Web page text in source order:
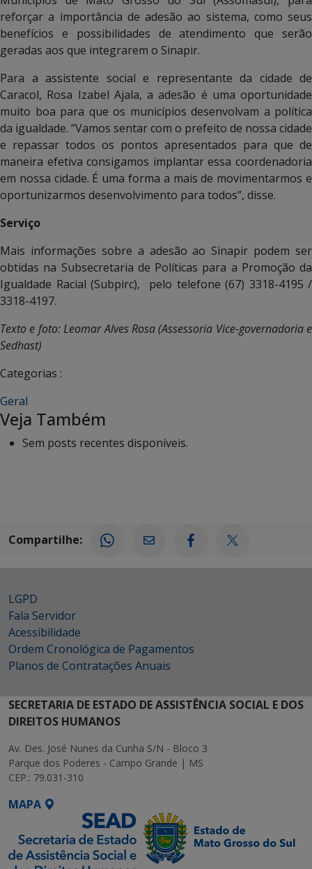
reforçar a importância de adesão ao sistema, como seus
benefícios e possibilidades de atendimento que serão
geradas aos que integrarem o Sinapir.
Para a assistente social e representante da cidade de
Caracol, Rosa Izabel Ajala, a adesão é uma oportunidade
muito boa para que os municípios desenvolvam a política
da igualdade. “Vamos sentar com o prefeito de nossa cidade
e repassar todos os pontos apresentados para que de
maneira efetiva consigamos implantar essa coordenadoria
em nossa cidade. É uma forma a mais de movimentarmos e
oportunizarmos desenvolvimento para todos”, disse.
Serviço
Mais informações sobre a adesão ao Sinapir podem ser
obtidas na Subsecretaria de Políticas para a Promoção da
Igualdade Racial (Subpirc), pelo telefone (67) 3318-4195 /
3318-4197.
Texto e foto: Leomar Alves Rosa (Assessoria Vice-governadoria e
Sedhast)
Categorias :
Geral
Veja Também
Sem posts recentes disponíveis.
Compartilhe:
LGPD
Fala Servidor
Acessibilidade
Ordem Cronológica de Pagamentos
Planos de Contratações Anuais
SECRETARIA DE ESTADO DE ASSISTÊNCIA SOCIAL E DOS
DIREITOS HUMANOS
Av. Des. José Nunes da Cunha S/N - Bloco 3
Parque dos Poderes - Campo Grande | MS
CEP.: 79.031-310
MAPA